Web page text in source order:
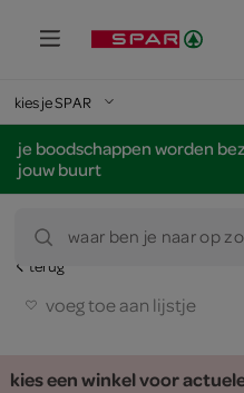
kies je SPAR
je boodschappen worden
jouw buurt
waar ben je naar op
terug
voeg toe aan lijstje
kies een winkel voor